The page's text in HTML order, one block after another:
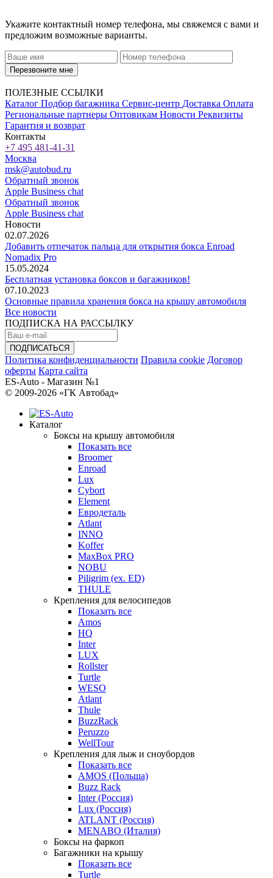
Укажите контактный номер телефона, мы свяжемся с вами и
предложим возможные варианты.
Перезвоните мне
ПОЛЕЗНЫЕ ССЫЛКИ
Каталог Подбор багажника Сервис-центр Доставка Оплата
Региональные партнеры Оптовикам Новости Реквизиты
Гарантия и возврат
Контакты
+7 495 481-41-31
Москва
msk@autobud.ru
Обратный звонок
Apple Business chat
Обратный звонок
Apple Business chat
Новости
02.07.2026
Добавить отпечаток пальца для открытия бокса Enroad
Nomadix Pro
15.05.2024
Бесплатная установка боксов и багажников!
07.10.2023
Основные правила хранения бокса на крышу автомобиля
Все новости
ПОДПИСКА НА РАССЫЛКУ
Политика конфиденциальности Правила cookie Договор
оферты Карта сайта
ES-Auto - Магазин №1
© 2009-2026 «ГК Автобад»
Каталог
Боксы на крышу автомобиля
Показать все
Broomer
Enroad
Lux
Cybort
Element
Евродеталь
Atlant
INNO
Koffer
MaxBox PRO
NOBU
Piligrim (ex. ED)
THULE
Крепления для велосипедов
Показать все
Amos
HQ
Inter
LUX
Rollster
Turtle
WESO
Atlant
Thule
BuzzRack
Peruzzo
WellTour
Крепления для лыж и сноубордов
Показать все
AMOS (Польша)
Buzz Rack
Inter (Россия)
Lux (Россия)
ATLANT (Россия)
MENABO (Италия)
Боксы на фаркоп
Багажники на крышу
Показать все
Turtle